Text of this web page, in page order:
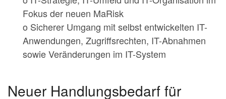
Fokus der neuen MaRisk
o Sicherer Umgang mit selbst entwickelten IT-
Anwendungen, Zugriffsrechten, IT-Abnahmen
sowie Veränderungen im IT-System
Neuer Handlungsbedarf für